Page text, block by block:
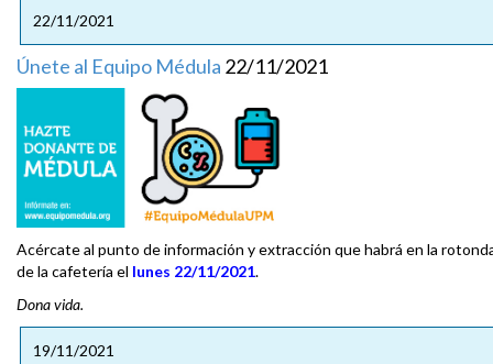
22/11/2021
Únete al Equipo Médula 22/11/2021
Acércate al punto de información y extracción que habrá en la
de la cafetería el lunes 22/11/2021.
Dona vida.
19/11/2021